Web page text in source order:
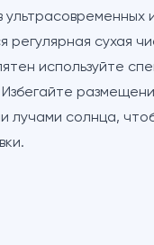
ультрасовременных
регулярная сухая
используйте
лучами солнца,